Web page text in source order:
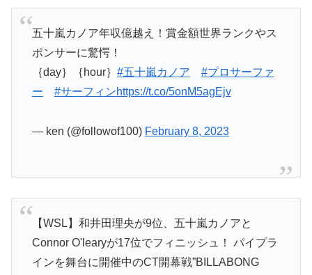
五十嵐カノア年収億越え！賞金額世界ランクやス
ポンサーに驚愕！
｛day｝｛hour｝ #五十嵐カノア
#プロサーファ
ー
#サーフィンhttps://t.co/5onM5agEjv
— ken (@followof100) February 8, 2023
【WSL】和井田理央が9位、五十嵐カノアと
Connor O'learyが17位でフィニッシュ！ パイプラ
インを舞台に開催中のCT開幕戦”BILLABONG